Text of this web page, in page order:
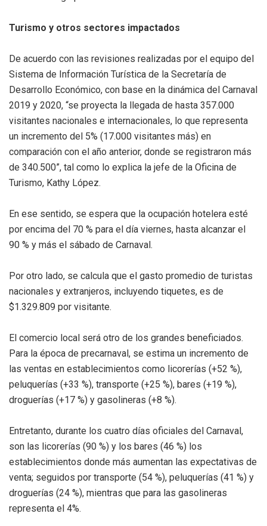
Turismo y otros sectores impactados
De acuerdo con las revisiones realizadas por el equipo del
Sistema de Información Turística de la Secretaría de
Desarrollo Económico, con base en la dinámica del Carnaval
2019 y 2020, “se proyecta la llegada de hasta 357.000
visitantes nacionales e internacionales, lo que representa
un incremento del 5% (17.000 visitantes más) en
comparación con el año anterior, donde se registraron más
de 340.500”, tal como lo explica la jefe de la Oficina de
Turismo, Kathy López.
En ese sentido, se espera que la ocupación hotelera esté
por encima del 70 % para el día viernes, hasta alcanzar el
90 % y más el sábado de Carnaval.
Por otro lado, se calcula que el gasto promedio de turistas
nacionales y extranjeros, incluyendo tiquetes, es de
$1.329.809 por visitante.
El comercio local será otro de los grandes beneficiados.
Para la época de precarnaval, se estima un incremento de
las ventas en establecimientos como licorerías (+52 %),
peluquerías (+33 %), transporte (+25 %), bares (+19 %),
droguerías (+17 %) y gasolineras (+8 %).
Entretanto, durante los cuatro días oficiales del Carnaval,
son las licorerías (90 %) y los bares (46 %) los
establecimientos donde más aumentan las expectativas de
venta; seguidos por transporte (54 %), peluquerías (41 %) y
droguerías (24 %), mientras que para las gasolineras
representa el 4%.